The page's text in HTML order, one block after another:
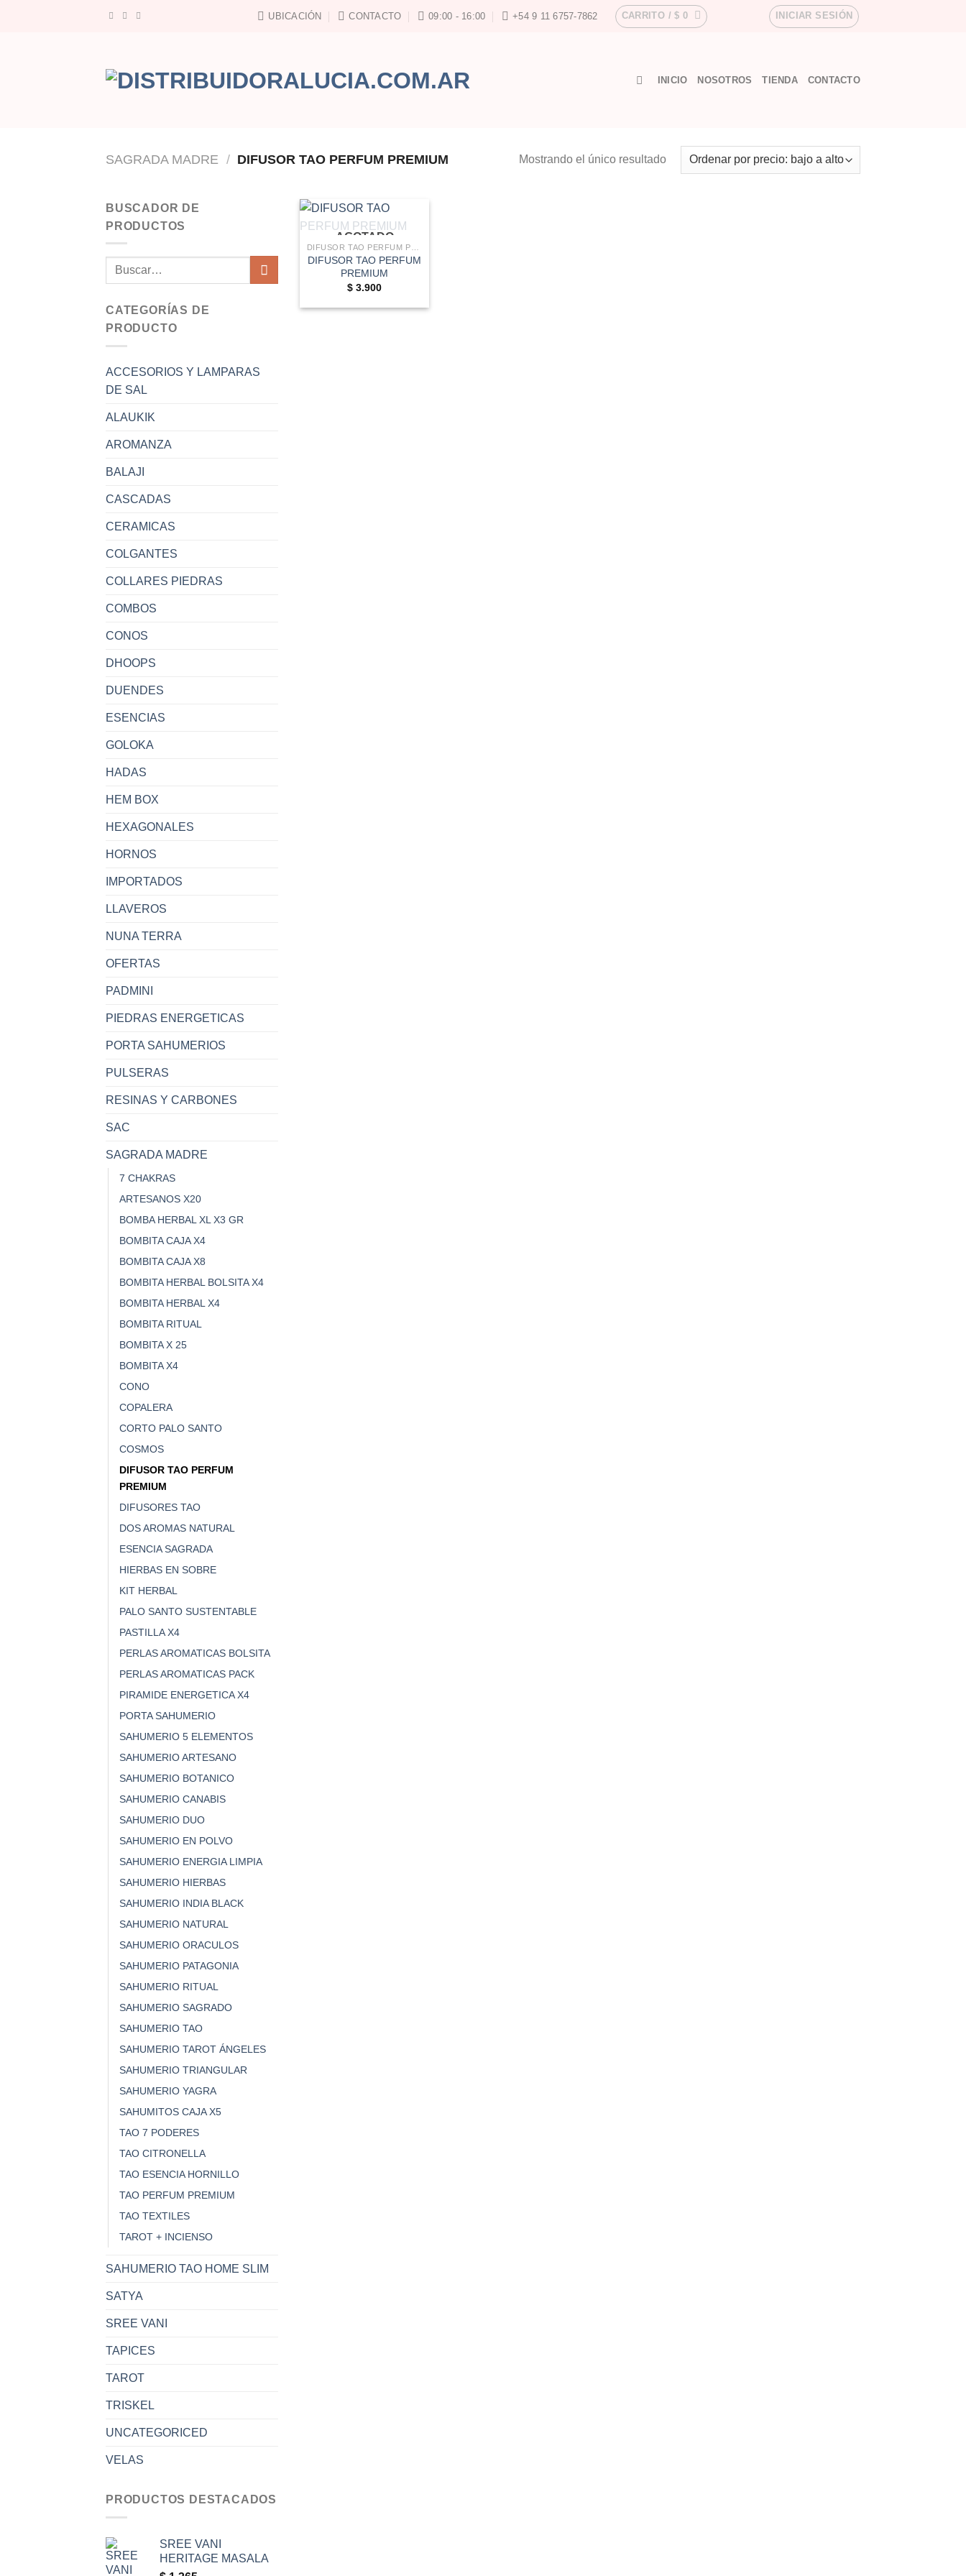
UBICACIÓN CONTACTO 09:00 - 16:00 +54 9 11 6757-7862 CARRITO /$ 0 INICIAR SESIÓN
INICIO NOSOTROS TIENDA CONTACTO
SAGRADA MADRE / DIFUSOR TAO PERFUM PREMIUM Mostrando el único resultado
BUSCADOR DE
PRODUCTOS
Buscar
CATEGORÍAS DE
PRODUCTO
ACCESORIOS Y LAMPARAS
DE SAL
ALAUKIK
AROMANZA
BALAJI
CASCADAS
CERAMICAS
COLGANTES
COLLARES PIEDRAS
COMBOS
CONOS
DHOOPS
DUENDES
ESENCIAS
GOLOKA
HADAS
HEM BOX
HEXAGONALES
HORNOS
IMPORTADOS
LLAVEROS
NUNA TERRA
OFERTAS
PADMINI
PIEDRAS ENERGETICAS
PORTA SAHUMERIOS
PULSERAS
RESINAS Y CARBONES
SAC
SAGRADA MADRE
7 CHAKRAS
ARTESANOS X20
BOMBA HERBAL XL X3 GR
BOMBITA CAJA X4
BOMBITA CAJA X8
BOMBITA HERBAL BOLSITA X4
BOMBITA HERBAL X4
BOMBITA RITUAL
BOMBITA X 25
BOMBITA X4
CONO
COPALERA
CORTO PALO SANTO
COSMOS
DIFUSOR TAO PERFUM
PREMIUM
DIFUSORES TAO
DOS AROMAS NATURAL
ESENCIA SAGRADA
HIERBAS EN SOBRE
KIT HERBAL
PALO SANTO SUSTENTABLE
PASTILLA X4
PERLAS AROMATICAS BOLSITA
PERLAS AROMATICAS PACK
PIRAMIDE ENERGETICA X4
PORTA SAHUMERIO
SAHUMERIO 5 ELEMENTOS
SAHUMERIO ARTESANO
SAHUMERIO BOTANICO
SAHUMERIO CANABIS
SAHUMERIO DUO
SAHUMERIO EN POLVO
SAHUMERIO ENERGIA LIMPIA
SAHUMERIO HIERBAS
SAHUMERIO INDIA BLACK
SAHUMERIO NATURAL
SAHUMERIO ORACULOS
SAHUMERIO PATAGONIA
SAHUMERIO RITUAL
SAHUMERIO SAGRADO
SAHUMERIO TAO
SAHUMERIO TAROT ÁNGELES
SAHUMERIO TRIANGULAR
SAHUMERIO YAGRA
SAHUMITOS CAJA X5
TAO 7 PODERES
TAO CITRONELLA
TAO ESENCIA HORNILLO
TAO PERFUM PREMIUM
TAO TEXTILES
TAROT + INCIENSO
SAHUMERIO TAO HOME SLIM
SATYA
SREE VANI
TAPICES
TAROT
TRISKEL
UNCATEGORICED
VELAS
PRODUCTOS DESTACADOS
SREE VANI
HERITAGE MASALA
AGOTADO
DIFUSOR TAO PERFUM
PREMIUM
$ 3.900